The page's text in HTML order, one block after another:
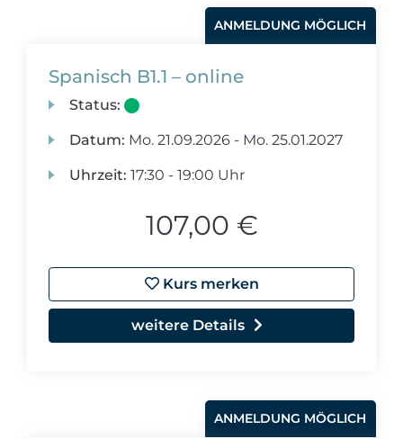
ANMELDUNG MÖGLICH
Spanisch B1.1 – online
Status:
Datum: Mo. 21.09.2026 - Mo. 25.01.2027
Uhrzeit: 17:30 - 19:00 Uhr
107,00 €
Kurs merken
weitere Details
ANMELDUNG MÖGLICH